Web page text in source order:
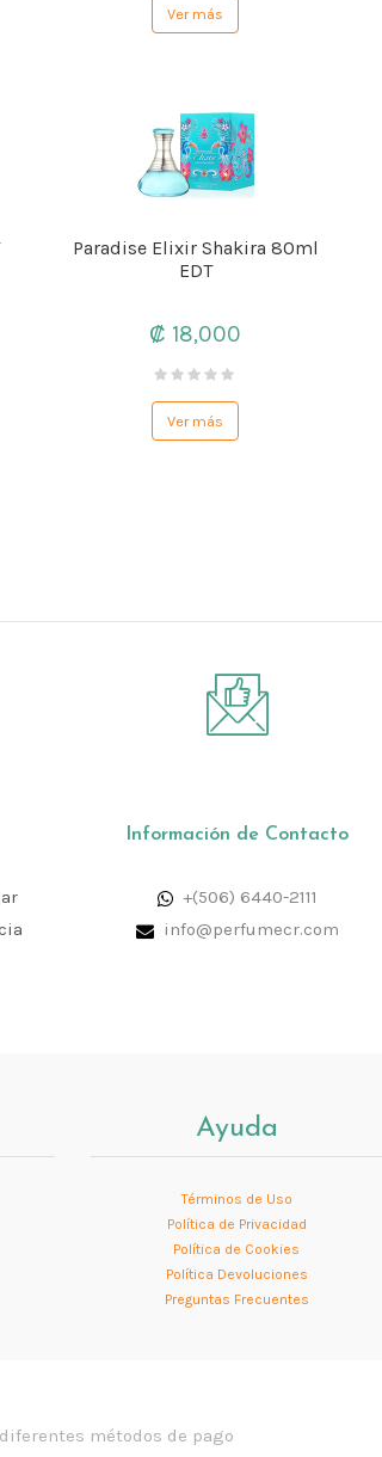
Ver más
Paradise Elixir Shakira 80ml
EDT
₡ 18,000
Ver más
Información de Contacto
+(506) 6440-2111
info@perfumecr.com
Ayuda
Términos de Uso
Política de Privacidad
Política de Cookies
Política Devoluciones
Preguntas Frecuentes
métodos de pago